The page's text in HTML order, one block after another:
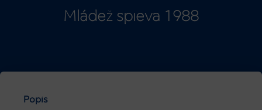
Mládež spieva 1988
Popis